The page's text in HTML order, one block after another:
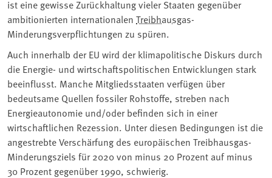
ist eine gewisse Zurückhaltung vieler Staaten gegenüber
ambitionierten internationalen Treibhausgas-
Minderungsverpflichtungen zu spüren.
Auch innerhalb der EU wird der klimapolitische Diskurs durch
die Energie- und wirtschaftspolitischen Entwicklungen stark
beeinflusst. Manche Mitgliedsstaaten verfügen über
bedeutsame Quellen fossiler Rohstoffe, streben nach
Energieautonomie und/oder befinden sich in einer
wirtschaftlichen Rezession. Unter diesen Bedingungen ist die
angestrebte Verschärfung des europäischen Treibhausgas-
Minderungsziels für 2020 von minus 20 Prozent auf minus
30 Prozent gegenüber 1990, schwierig.